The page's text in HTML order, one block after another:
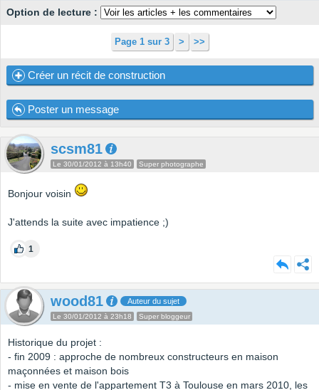
Option de lecture :
Page 1 sur 3 > >>
Créer un récit de construction
Poster un message
scsm81
Le 30/01/2012 à 13h40 Super photographe
Bonjour voisin
J'attends la suite avec impatience ;)
1
wood81 Auteur du sujet
Le 30/01/2012 à 23h18 Super bloggeur
Historique du projet :
- fin 2009 : approche de nombreux constructeurs en maison
maçonnées et maison bois
- mise en vente de l'appartement T3 à Toulouse en mars 2010, les